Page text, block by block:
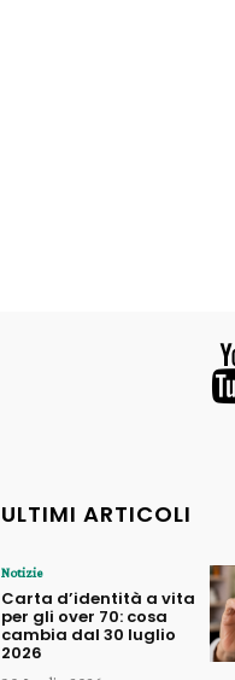
ULTIMI ARTICOLI
Notizie
Carta d’identità a vita
per gli over 70: cosa
cambia dal 30 luglio
2026